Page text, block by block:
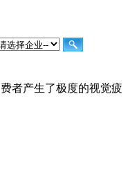
者产生了极度的视觉疲